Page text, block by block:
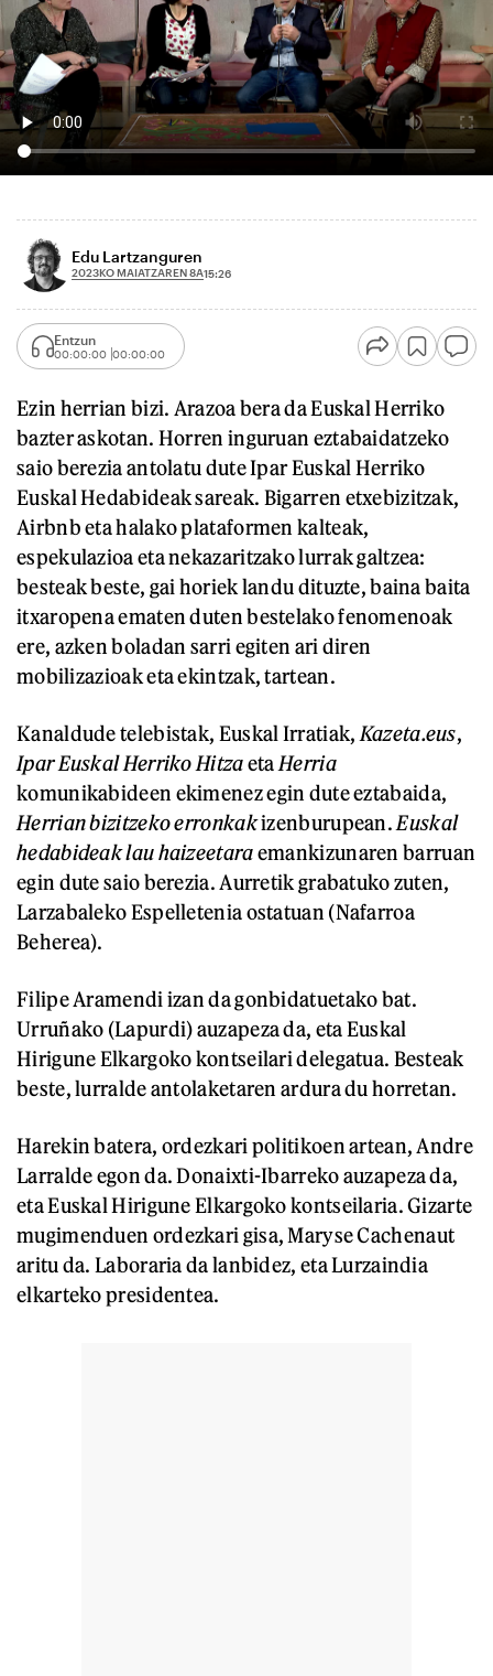
Edu Lartzanguren
2023KO MAIATZAREN 8A15:26
Entzun
00:00:00 00:00:00
Ezin herrian bizi. Arazoa bera da Euskal Herriko
bazter askotan. Horren inguruan eztabaidatzeko
saio berezia antolatu dute Ipar Euskal Herriko
Euskal Hedabideak sareak. Bigarren etxebizitzak,
Airbnb eta halako plataformen kalteak,
espekulazioa eta nekazaritzako lurrak galtzea:
besteak beste, gai horiek landu dituzte, baina baita
itxaropena ematen duten bestelako fenomenoak
ere, azken boladan sarri egiten ari diren
mobilizazioak eta ekintzak, tartean.
Kanaldude telebistak, Euskal Irratiak, Kazeta.eus,
Ipar Euskal Herriko Hitzaeta Herria
komunikabideen ekimenez egin dute eztabaida,
Herrian bizitzeko erronkakizenburupean. Euskal
hedabideak lau haizeetaraemankizunaren barruan
egin dute saio berezia. Aurretik grabatuko zuten,
Larzabaleko Espelletenia ostatuan (Nafarroa
Beherea).
Filipe Aramendi izan da gonbidatuetako bat.
Urruñako (Lapurdi) auzapeza da, eta Euskal
Hirigune Elkargoko kontseilari delegatua. Besteak
beste, lurralde antolaketaren ardura du horretan.
Harekin batera, ordezkari politikoen artean, Andre
Larralde egon da. Donaixti-Ibarreko auzapeza da,
eta Euskal Hirigune Elkargoko kontseilaria. Gizarte
mugimenduen ordezkari gisa, Maryse Cachenaut
aritu da. Laboraria da lanbidez, eta Lurzaindia
elkarteko presidentea.